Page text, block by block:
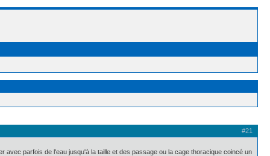
#21
parfois de l'eau jusqu'à la taille et des passage ou la cage thoracique coincé un